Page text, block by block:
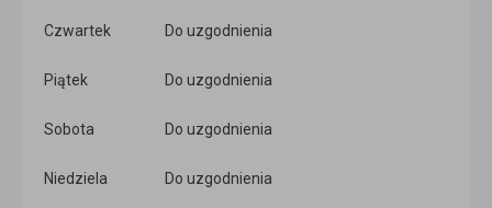
Czwartek Do uzgodnienia
Piątek Do uzgodnienia
Sobota Do uzgodnienia
Niedziela Do uzgodnienia